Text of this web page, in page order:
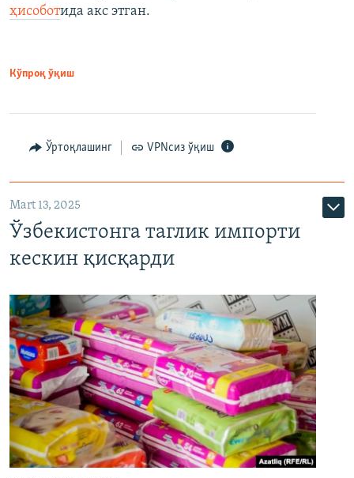
ҳисоботида акс этган.
Кўпроқ ўқиш
Ўртоқлашинг VPNсиз ўқиш
Mart 13, 2025
Ўзбекистонга таглик импорти
кескин қисқарди